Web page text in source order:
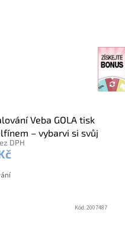
Veba GOLA tisk
– vybarvi si svůj
DPH
Kód:2007487